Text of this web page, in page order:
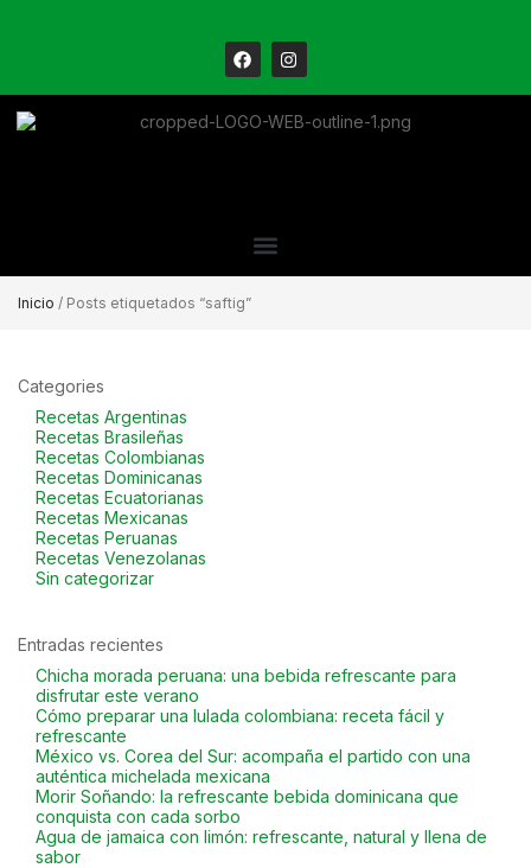
Inicio / Posts etiquetados “saftig”
Categories
Recetas Argentinas
Recetas Brasileñas
Recetas Colombianas
Recetas Dominicanas
Recetas Ecuatorianas
Recetas Mexicanas
Recetas Peruanas
Recetas Venezolanas
Sin categorizar
Entradas recientes
Chicha morada peruana: una bebida refrescante para
disfrutar este verano
Cómo preparar una lulada colombiana: receta fácil y
refrescante
México vs. Corea del Sur: acompaña el partido con una
auténtica michelada mexicana
Morir Soñando: la refrescante bebida dominicana que
conquista con cada sorbo
Agua de jamaica con limón: refrescante, natural y llena de
sabor